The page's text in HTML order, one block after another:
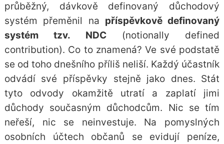
průběžný, dávkově definovaný důchodový
systém přeměnil na příspěvkově definovaný
systém tzv. NDC(notionally defined
contribution). Co to znamená? Ve své podstatě
se od toho dnešního příliš neliší. Každý účastník
odvádí své příspěvky stejně jako dnes. Stát
tyto odvody okamžitě utratí a zaplatí jimi
důchody současným důchodcům. Nic se tím
neřeší, nic se neinvestuje. Na pomyslných
osobních účtech občanů se evidují peníze,